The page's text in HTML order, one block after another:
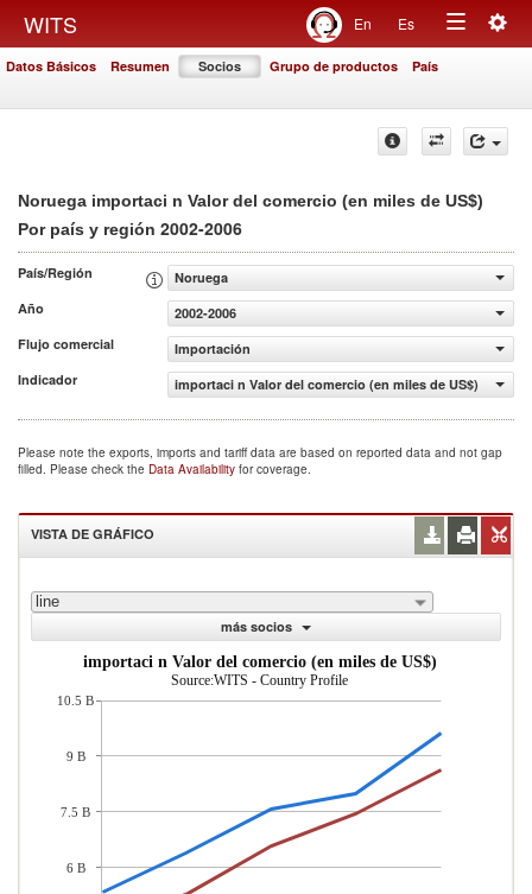
WITS En Es
Toggle
Datos Básicos Resumen Socios Grupo de productos País
Noruega importaci n Valor del comercio (en miles de US$)
Por país y región 2002-2006
País/Región
Noruega
Año
2002-2006
Flujo comercial
Importación
Indicador
importaci n Valor del comercio (en miles de US$)
Please note the exports, imports and tariff data are based on reported data and not gap
filled. Please check the Data Availability for coverage.
VISTA DE GRÁFICO
line
más socios
importaci n Valor del comercio (en miles de US$)
Source:WITS - Country Profile
10.5 B
9 B
7.5 B
6 B